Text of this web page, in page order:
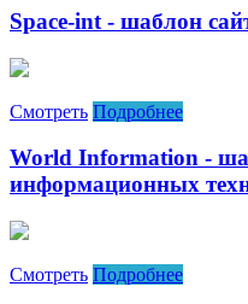
Space-int - шаблон
Смотреть Подробнее
World Information -
информационных
Смотреть Подробнее